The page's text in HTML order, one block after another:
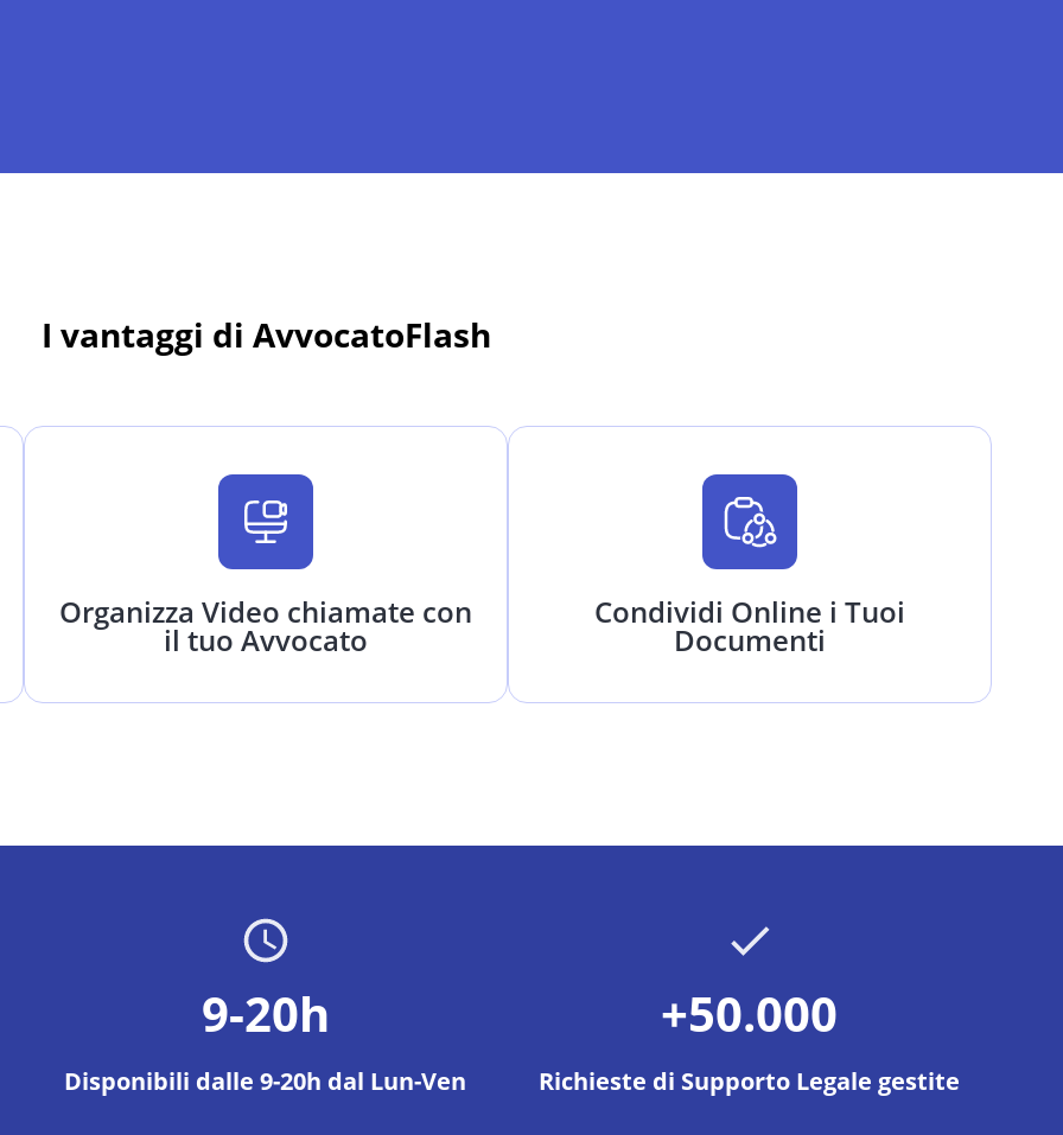
I vantaggi di AvvocatoFlash
Organizza Video chiamate con
il tuo Avvocato
Condividi Online i Tuoi
Documenti
9-20h
Disponibili dalle 9-20h dal Lun-Ven
+50.000
Richieste di Supporto Legale gestite